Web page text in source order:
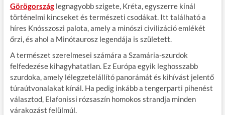
Görögországlegnagyobb szigete, Kréta, egyszerre kínál
történelmi kincseket és természeti csodákat. Itt található a
híres Knósszoszi palota, amely a minószi civilizáció emlékét
őrzi, és ahol a Minótaurosz legendája is született.
A természet szerelmesei számára a Szamária-szurdok
felfedezése kihagyhatatlan. Ez Európa egyik leghosszabb
szurdoka, amely lélegzetelállító panorámát és kihívást jelentő
túraútvonalakat kínál. Ha pedig inkább a tengerparti pihenést
választod, Elafonissi rózsaszín homokos strandja minden
várakozást felülmúl.